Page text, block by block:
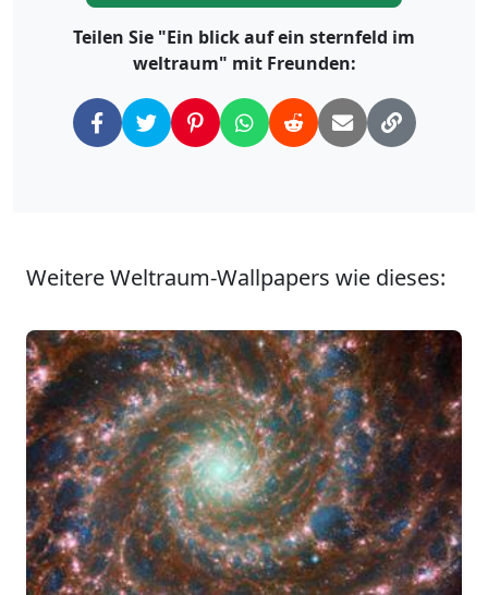
Teilen Sie "Ein blick auf ein sternfeld im
weltraum" mit Freunden:
Weitere Weltraum-Wallpapers wie dieses: